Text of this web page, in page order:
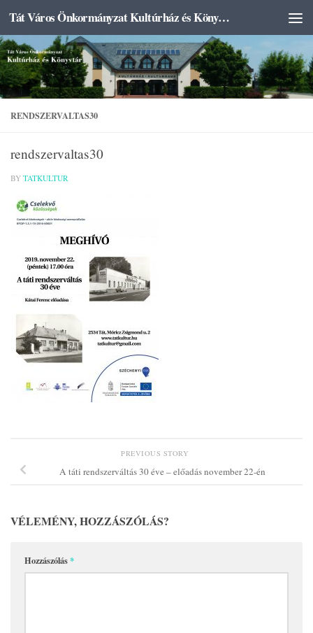
Skip to content Tát Város Önkormányzat Kultúrház és Könyvtár
RENDSZERVALTAS30
rendszervaltas30
BY TATKULTUR
PREVIOUS STORY
A táti rendszerváltás 30 éve – előadás november 22-én
VÉLEMÉNY, HOZZÁSZÓLÁS?
Hozzászólás*